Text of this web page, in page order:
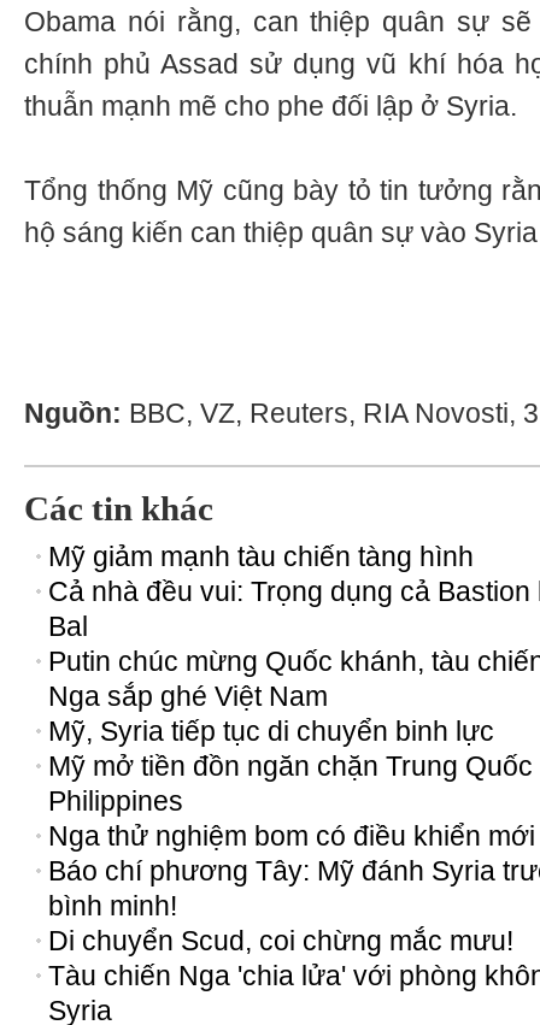
Obama nói rằng, can thiệp quân sự
chính phủ Assad sử dụng vũ khí hóa
thuẫn mạnh mẽ cho phe đối lập ở Syria.
Tổng thống Mỹ cũng bày tỏ tin tưởng
hộ sáng kiến can thiệp quân sự vào
Nguồn: BBC, VZ, Reuters, RIA Novosti,
Các tin khác
Mỹ giảm mạnh tàu chiến tàng hình
Cả nhà đều vui: Trọng dụng cả Bastion
Bal
Putin chúc mừng Quốc khánh, tàu
Nga sắp ghé Việt Nam
Mỹ, Syria tiếp tục di chuyển binh lực
Mỹ mở tiền đồn ngăn chặn Trung
Philippines
Nga thử nghiệm bom có điều khiển mới
Báo chí phương Tây: Mỹ đánh Syria
bình minh!
Di chuyển Scud, coi chừng mắc mưu!
Tàu chiến Nga 'chia lửa' với phòng
Syria